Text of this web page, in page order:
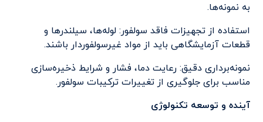
به نمونه‌ها.
استفاده از تجهیزات فاقد سولفور: لوله‌ها، سیلندرها و
قطعات آزمایشگاهی باید از مواد غیرسولفوردار باشند.
نمونه‌برداری دقیق: رعایت دما، فشار و شرایط ذخیره‌سازی
مناسب برای جلوگیری از تغییرات ترکیبات سولفور.
آینده و توسعه تکنولوژی